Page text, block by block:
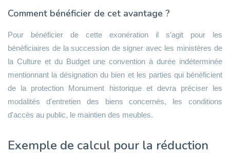
Comment bénéficier de cet avantage ?
Pour bénéficier de cette exonération il s’agit pour les
bénéficiaires de la succession de signer avec les ministères de
la Culture et du Budget une convention à durée indéterminée
mentionnant la désignation du bien et les parties qui bénéficient
de la protection Monument historique et devra préciser les
modalités d'entretien des biens concernés, les conditions
d'accès au public, le maintien des meubles.
Exemple de calcul pour la réduction